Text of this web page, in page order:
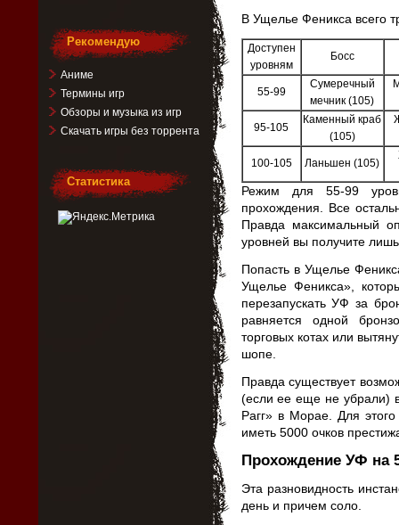
В Ущелье Феникса всего
Доступен
уровням
Босс
55-99
Сумеречный
мечник (105)
95-105
Каменный краб
(105)
100-105 Ланьшен (105)
Режим для 55-99
прохождения. Все
Правда максимальный
уровней вы получите
Попасть в Ущелье
Ущелье Феникса»,
перезапускать УФ за
равняется одной
торговых котах или
шопе.
Правда существует
(если ее еще не убрали)
Рагг» в Морае. Для
иметь 5000 очков
Прохождение УФ на
Эта разновидность
день и причем соло.
Рекомендую
Аниме
Термины игр
Обзоры и музыка из игр
Скачать игры без торрента
Статистика